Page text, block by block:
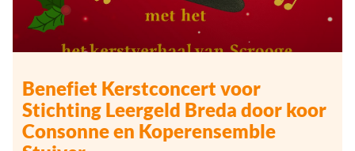
Benefiet Kerstconcert voor
Stichting Leergeld Breda door koor
Consonne en Koperensemble